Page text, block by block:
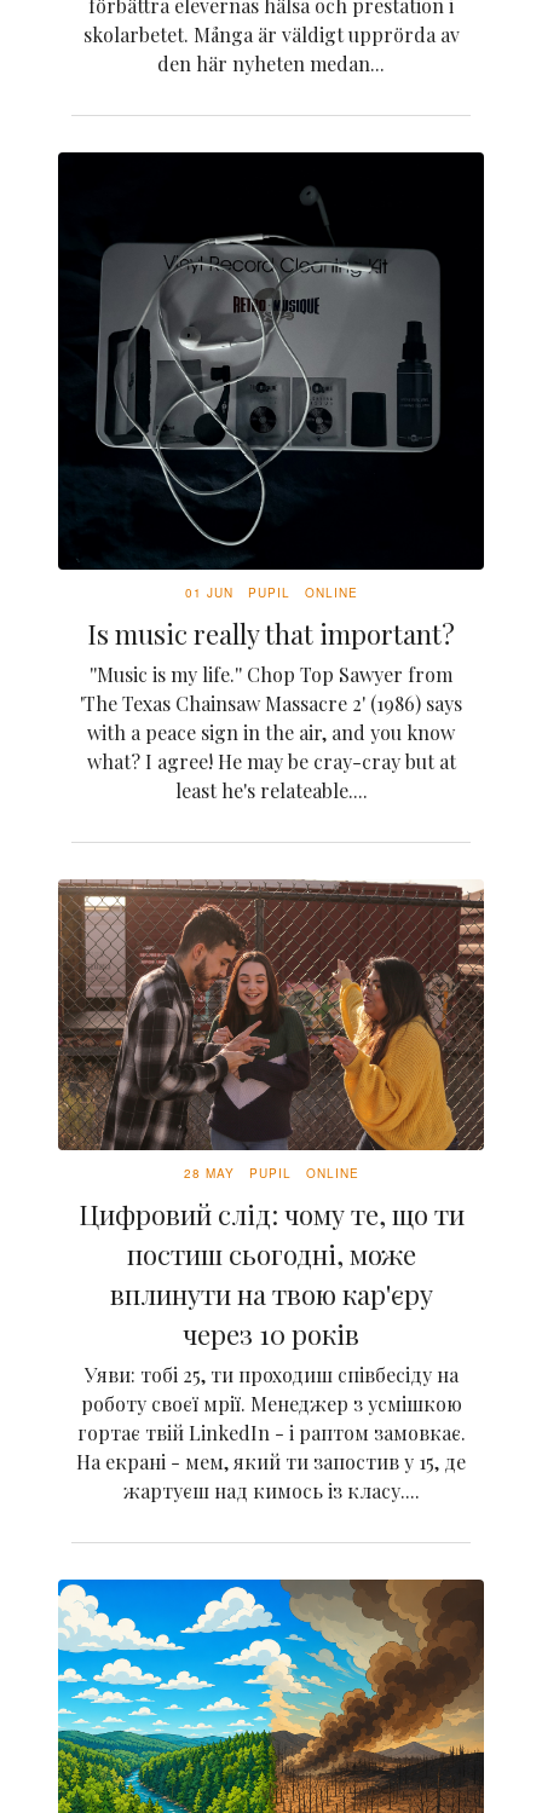
förbättra elevernas hälsa och prestation i
skolarbetet. Många är väldigt upprörda av
den här nyheten medan...
01 JUN PUPIL ONLINE
Is music really that important?
''Music is my life.'' Chop Top Sawyer from
'The Texas Chainsaw Massacre 2' (1986) says
with a peace sign in the air, and you know
what? I agree! He may be cray-cray but at
least he's relateable....
28 MAY PUPIL ONLINE
Цифровий слід: чому те, що ти
постиш сьогодні, може
вплинути на твою кар'єру
через 10 років
Уяви: тобі 25, ти проходиш співбесіду на
роботу своєї мрії. Менеджер з усмішкою
гортає твій LinkedIn - і раптом замовкає.
На екрані - мем, який ти запостив у 15, де
жартуєш над кимось із класу....